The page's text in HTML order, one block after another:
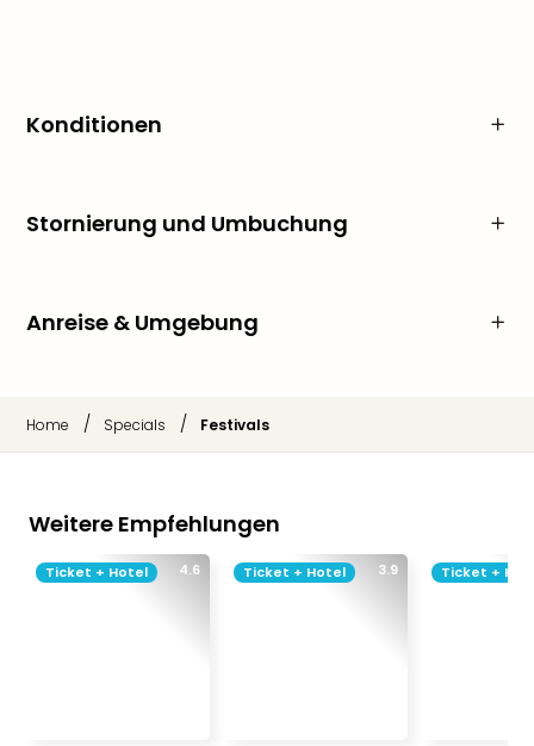
Konditionen
Stornierung und Umbuchung
Anreise & Umgebung
Home / Specials / Festivals
Weitere Empfehlungen
4.6
Ticket + Hotel 3.9
Ticket + Hotel Ticket +